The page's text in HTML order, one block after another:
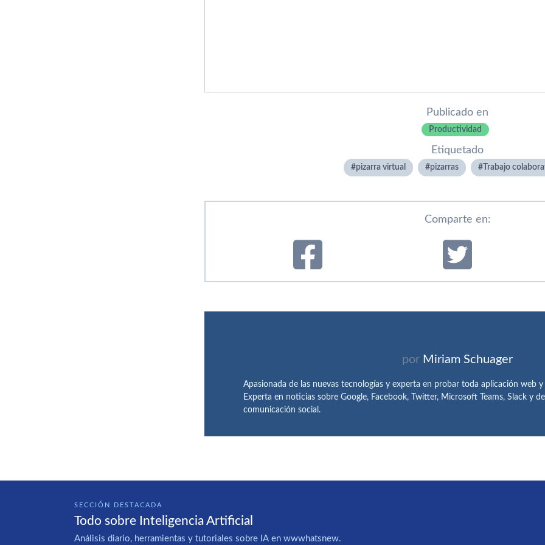
Publicado en
Productividad
Etiquetado
pizarra virtual pizarras Trabajo
Comparte en:
por Miriam Schuager
Apasionada de las nuevas tecnologías y experta en probar toda aplicación web
Experta en noticias sobre Google, Facebook, Twitter, Microsoft Teams, Slack y
comunicación social.
SECCIÓN DESTACADA
Todo sobre Inteligencia Artificial
Análisis diario, herramientas y tutoriales sobre IA en wwwhatsnew.